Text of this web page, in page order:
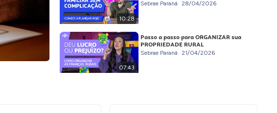
10:28
Sebrae Paraná 28/04/2026
07:43
Passo a passo para ORGANIZAR sua
PROPRIEDADE RURAL
Sebrae Paraná 21/04/2026